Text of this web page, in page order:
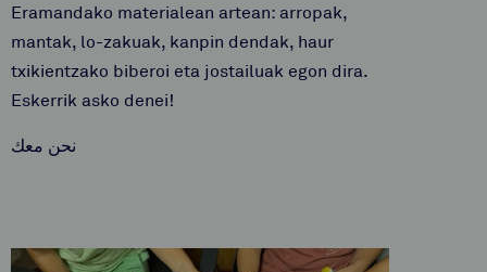
Eramandako materialean artean: arropak,
mantak, lo-zakuak, kanpin dendak, haur
txikientzako biberoi eta jostailuak egon dira.
Eskerrik asko denei!
نحن معك